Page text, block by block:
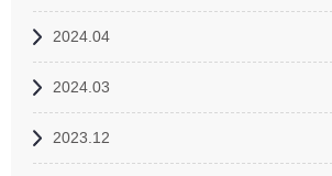
2024.04
2024.03
2023.12